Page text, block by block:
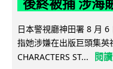
後終被捕 涉海
日本警視廳神田署 8 月 6
指她涉嫌在出版巨頭集英
CHARACTERS ST...
閱